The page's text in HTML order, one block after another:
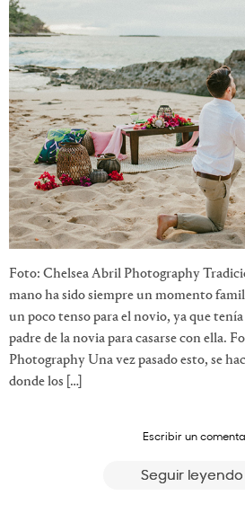
Foto: Chelsea Abril Photography
mano ha sido siempre un momento
un poco tenso para el novio, ya que
padre de la novia para casarse con ella.
Photography Una vez pasado esto, se
donde los […]
Escribir un
Seguir leyendo